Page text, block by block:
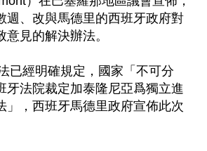
週、改與馬德里的西班牙政府對
見的解決辦法。
已經明確規定，國家「不可分
牙法院裁定加泰隆尼亞爲獨立進
」，西班牙馬德里政府宣佈此次